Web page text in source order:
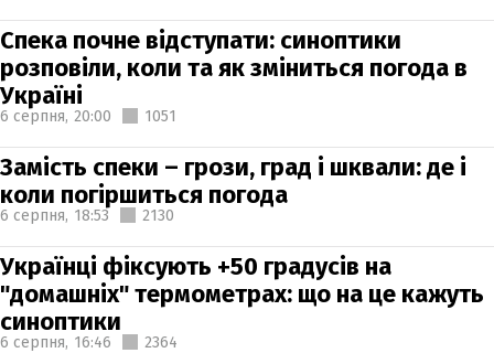
Спека почне відступати: синоптики
розповіли, коли та як зміниться погода в
Україні
6 серпня, 20:00 1051
Замість спеки – грози, град і шквали: де і
коли погіршиться погода
6 серпня, 18:53 2130
Українці фіксують +50 градусів на
"домашніх" термометрах: що на це кажуть
синоптики
6 серпня, 16:46 2364